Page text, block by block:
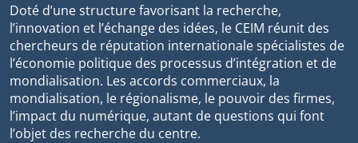
Doté d’une structure favorisant la recherche,
l’innovation et l’échange des idées, le CEIM réunit des
chercheurs de réputation internationale spécialistes de
l’économie politique des processus d’intégration et de
mondialisation. Les accords commerciaux, la
mondialisation, le régionalisme, le pouvoir des firmes,
l’impact du numérique, autant de questions qui font
l’objet des recherche du centre.